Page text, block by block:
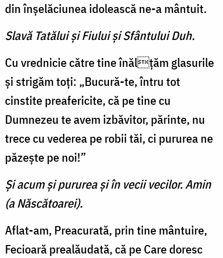
din înșelăciunea idolească ne-a mântuit.
Slavă Tatălui şi Fiului şi Sfântului Duh.
Cu vrednicie către tine înălțăm glasurile
și strigăm toți: „Bucură-te, întru tot
cinstite preafericite, că pe tine cu
Dumnezeu te avem izbăvitor, părinte, nu
trece cu vederea pe robii tăi, ci pururea ne
păzește pe noi!”
Şi acum şi pururea şi în vecii vecilor. Amin
(a Născătoarei).
Aflat-am, Preacurată, prin tine mântuire,
Fecioară prealăudată, că pe Care doresc